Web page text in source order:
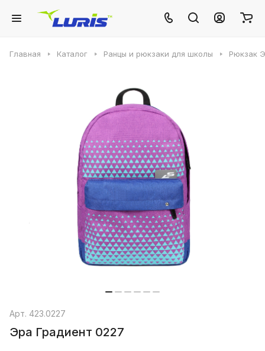
Главная Каталог Ранцы и рюкзаки для школы Рюкзак
Арт. 423.0227
Эра Градиент 0227